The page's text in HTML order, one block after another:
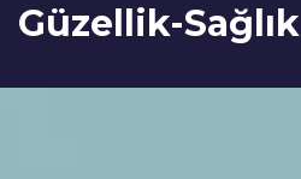
Güzellik-Sağlık